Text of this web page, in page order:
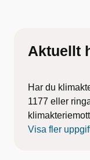
Aktuellt
Har du
1177 eller
Visa fler